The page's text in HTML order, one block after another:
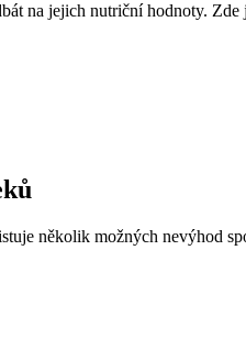
na jejich nutriční hodnoty.
několik možných nevýhod